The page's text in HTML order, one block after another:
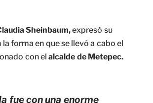
Sheinbaum,expresó su
forma en que se llevó a cabo el
con elalcalde de Metepec.
fue con una enorme